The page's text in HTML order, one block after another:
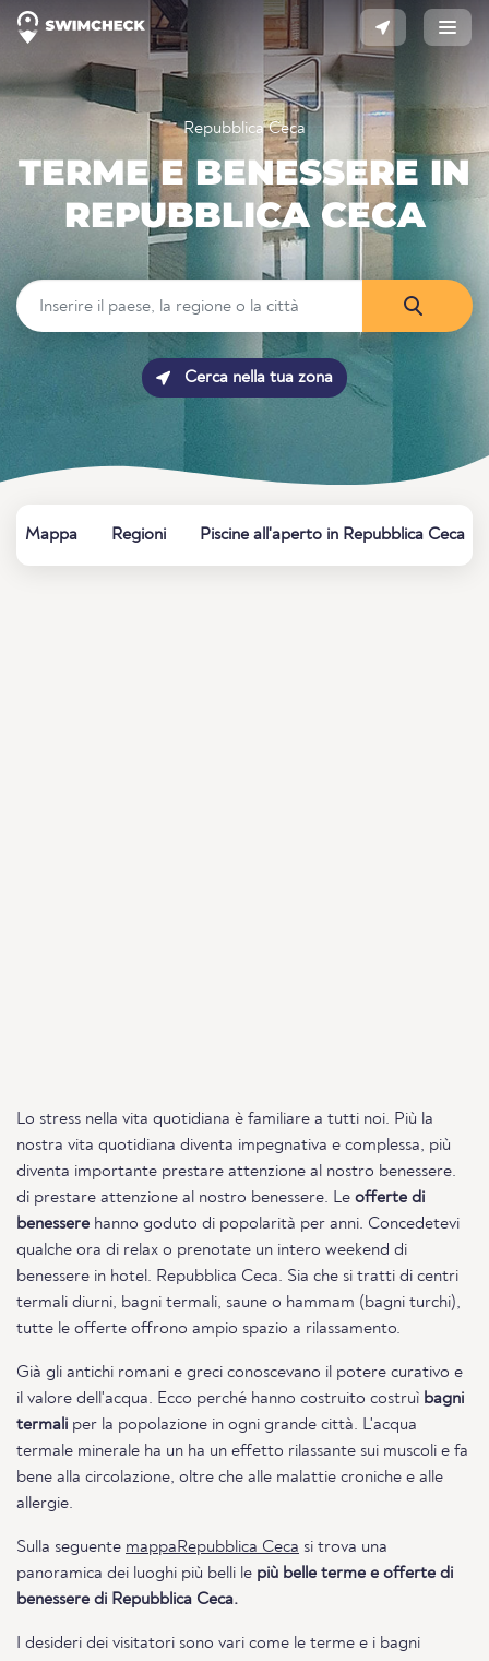
Repubblica Ceca
TERME E BENESSERE IN
REPUBBLICA CECA
Cerca nella tua zona
Mappa Regioni Piscine all'aperto in Repubblica Ceca
Lo stress nella vita quotidiana è familiare a tutti noi. Più la
nostra vita quotidiana diventa impegnativa e complessa, più
diventa importante prestare attenzione al nostro benessere.
di prestare attenzione al nostro benessere. Le offerte di
benessere hanno goduto di popolarità per anni. Concedetevi
qualche ora di relax o prenotate un intero weekend di
benessere in hotel. Repubblica Ceca. Sia che si tratti di centri
termali diurni, bagni termali, saune o hammam (bagni turchi),
tutte le offerte offrono ampio spazio a rilassamento.
Già gli antichi romani e greci conoscevano il potere curativo e
il valore dell'acqua. Ecco perché hanno costruito costruì bagni
termali per la popolazione in ogni grande città. L'acqua
termale minerale ha un ha un effetto rilassante sui muscoli e fa
bene alla circolazione, oltre che alle malattie croniche e alle
allergie.
Sulla seguente mappaRepubblica Ceca si trova una
panoramica dei luoghi più belli le più belle terme e offerte di
benessere di Repubblica Ceca.
I desideri dei visitatori sono vari come le terme e i bagni